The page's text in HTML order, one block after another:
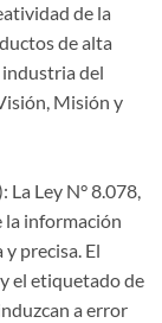
de la
de alta
industria del
Misión y
Ley N° 8.078,
la información
precisa. El
el etiquetado de
a error